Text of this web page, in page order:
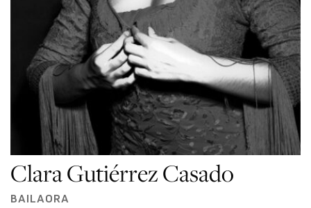
Clara Gutiérrez Casado
BAILAORA